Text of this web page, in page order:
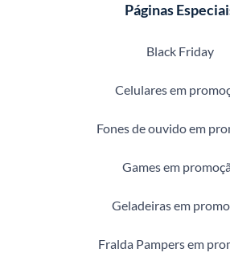
Páginas
Black Friday
Celulares em
Fones de ouvido em
Games em
Geladeiras em
Fralda Pampers em